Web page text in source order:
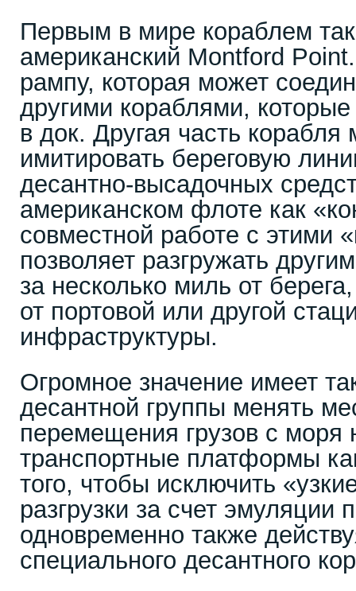
Первым в мире кораблем
американский Montford
рампу, которая может
другими кораблями,
в док. Другая часть
имитировать береговую
десантно-высадочных
американском флоте как
совместной работе с этими
позволяет разгружать
за несколько миль от
от портовой или другой
инфраструктуры.
Огромное значение имеет
десантной группы менять
перемещения грузов с моря
транспортные платформы
того, чтобы исключить
разгрузки за счет эмуляции
одновременно также
специального десантного